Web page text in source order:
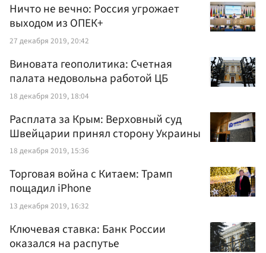
Ничто не вечно: Россия угрожает
выходом из ОПЕК+
27 декабря 2019, 20:42
Виновата геополитика: Счетная
палата недовольна работой ЦБ
18 декабря 2019, 18:04
Расплата за Крым: Верховный суд
Швейцарии принял сторону Украины
18 декабря 2019, 15:36
Торговая война с Китаем: Трамп
пощадил iPhone
13 декабря 2019, 16:32
Ключевая ставка: Банк России
оказался на распутье